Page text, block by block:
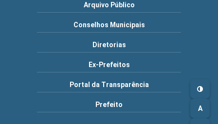
A
Arquivo Público
Conselhos Municipais
Diretorias
Ex-Prefeitos
Portal da Transparência
Prefeito